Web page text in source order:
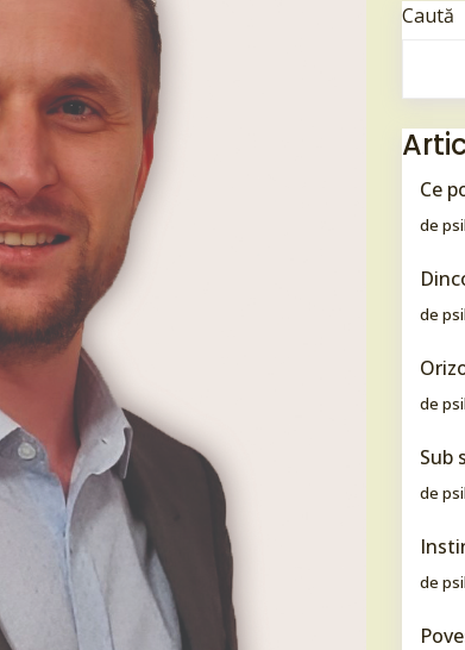
Caută
Ce
de
de
de
Sub
de
de